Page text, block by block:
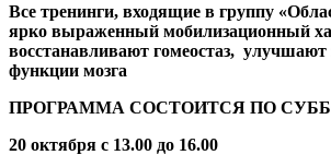
Все тренинги, входящие в группу
ярко выраженный мобилизационный
восстанавливают гомеостаз, улучшают
функции мозга
ПРОГРАММА СОСТОИТСЯ ПО
20 октября с 13.00 до 16.00